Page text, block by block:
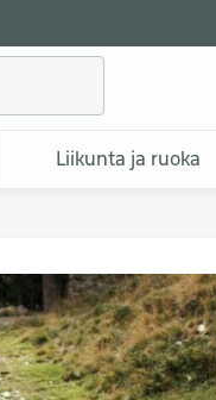
Liikunta ja ruoka